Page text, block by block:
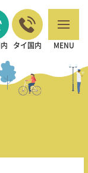
タイ国内 MENU
貸 TOP >2BED Azure